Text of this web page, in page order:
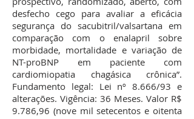
desfecho cego para avaliar a eficácia
segurança do sacubitril/valsartana em
comparação com o enalapril sobre
morbidade, mortalidade e variação de
NT-proBNP em paciente com
cardiomiopatia chagásica crônica”.
Fundamento legal: Lei nº 8.666/93 e
alterações. Vigência: 36 Meses. Valor R$
9.786,96 (nove mil setecentos e oitenta